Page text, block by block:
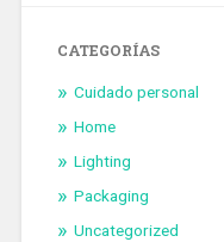
CATEGORÍAS
Cuidado personal
Home
Lighting
Packaging
Uncategorized